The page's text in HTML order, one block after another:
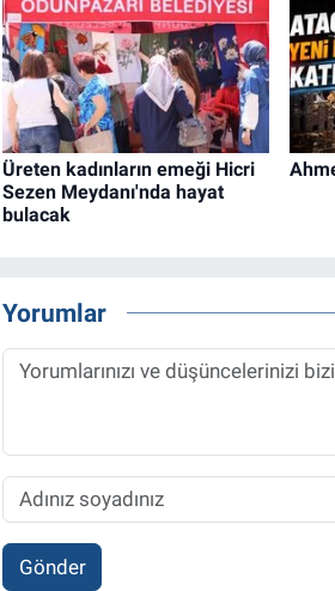
Üreten kadınların emeği Hicri
Sezen Meydanı'nda hayat
bulacak
Yorumlar
Gönder